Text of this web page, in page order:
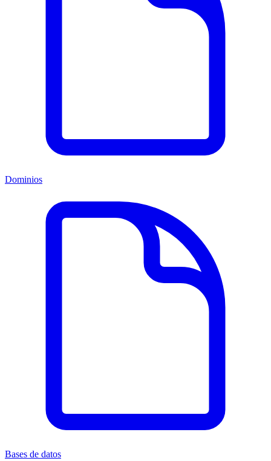
Dominios
Bases de datos